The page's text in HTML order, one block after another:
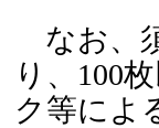
なお、
り、100
ク等によ